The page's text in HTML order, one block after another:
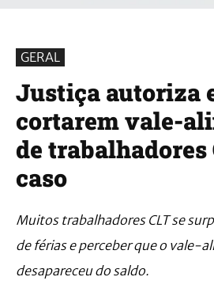
GERAL
Justiça autoriza
cortarem vale-
de trabalhadores
caso
Muitos trabalhadores CLT se
de férias e perceber que o vale-
desapareceu do saldo.